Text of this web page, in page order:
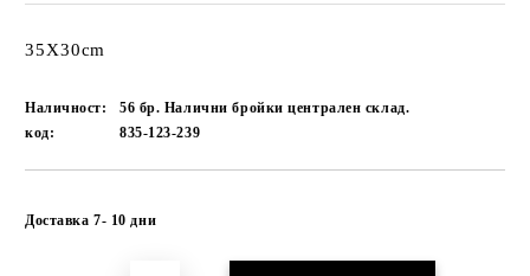
35Х30cm
Наличност:
56 бр. Налични бройки централен склад.
код:
835-123-239
Доставка 7- 10 дни